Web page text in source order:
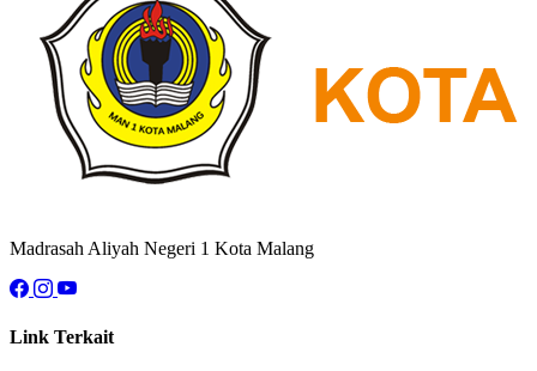
Madrasah Aliyah Negeri 1 Kota Malang
Link Terkait